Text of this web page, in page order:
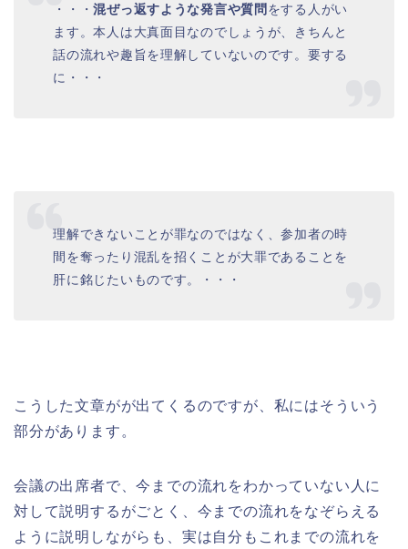
・・・混ぜっ返すような発言や質問 をする人がい
ます。本人は大真面目なのでしょうが、きちんと
話の流れや趣旨を理解していないのです。要する
に・・・
理解できないことが罪なのではなく、参加者の時
間を奪ったり混乱を招くことが大罪であることを
肝に銘じたいものです。・・・
こうした文章がが出てくるのですが、私にはそういう
部分があります。
会議の出席者で、今までの流れをわかっていない人に
対して説明するがごとく、今までの流れをなぞらえる
ように説明しながらも、実は自分もこれまでの流れを